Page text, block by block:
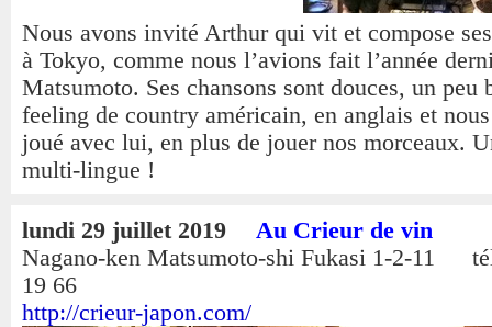
Nous avons invité Arthur qui vit et compose
à Tokyo, comme nous l’avions fait l’année
Matsumoto. Ses chansons sont douces, un peu
feeling de country américain, en anglais et
joué avec lui, en plus de jouer nos morceaux.
multi-lingue !
lundi 29 juillet 2019
Au Crieur de vin
Nagano-ken Matsumoto-shi Fukasi 1-2-11
19 66
http://crieur-japon.com/